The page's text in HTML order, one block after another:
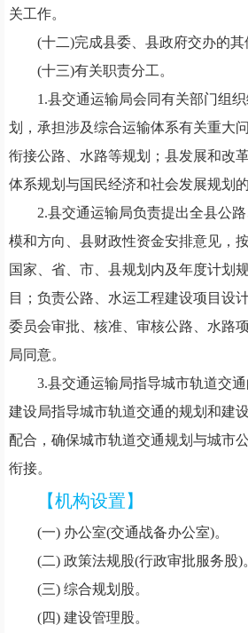
关工作。
(十二)完成县委、县政府交办的其
(十三)有关职责分工。
1.县交通运输局会同有关部门组
划，承担涉及综合运输体系有关重大
衔接公路、水路等规划；县发展和改
体系规划与国民经济和社会发展规划的
2.县交通运输局负责提出全县公
模和方向、县财政性资金安排意见，
国家、省、市、县规划内及年度计划
目；负责公路、水运工程建设项目设
委员会审批、核准、审核公路、水路
局同意。
3.县交通运输局指导城市轨道交
建设局指导城市轨道交通的规划和建
配合，确保城市轨道交通规划与城市
衔接。
【机构设置】
(一) 办公室(交通战备办公室)。
(二) 政策法规股(行政审批服务股)
(三) 综合规划股。
(四) 建设管理股。